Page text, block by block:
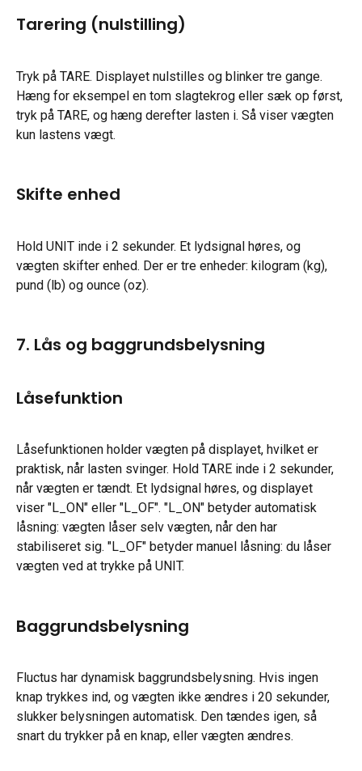
Tarering (nulstilling)
Tryk på TARE. Displayet nulstilles og blinker tre gange.
Hæng for eksempel en tom slagtekrog eller sæk op først,
tryk på TARE, og hæng derefter lasten i. Så viser vægten
kun lastens vægt.
Skifte enhed
Hold UNIT inde i 2 sekunder. Et lydsignal høres, og
vægten skifter enhed. Der er tre enheder: kilogram (kg),
pund (lb) og ounce (oz).
7. Lås og baggrundsbelysning
Låsefunktion
Låsefunktionen holder vægten på displayet, hvilket er
praktisk, når lasten svinger. Hold TARE inde i 2 sekunder,
når vægten er tændt. Et lydsignal høres, og displayet
viser "L_ON" eller "L_OF". "L_ON" betyder automatisk
låsning: vægten låser selv vægten, når den har
stabiliseret sig. "L_OF" betyder manuel låsning: du låser
vægten ved at trykke på UNIT.
Baggrundsbelysning
Fluctus har dynamisk baggrundsbelysning. Hvis ingen
knap trykkes ind, og vægten ikke ændres i 20 sekunder,
slukker belysningen automatisk. Den tændes igen, så
snart du trykker på en knap, eller vægten ændres.